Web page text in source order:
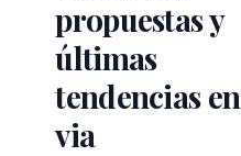
propuestas y
últimas
tendencias en
via